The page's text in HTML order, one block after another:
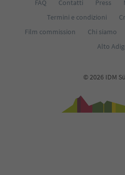
FAQ Contatti Press
Termini e condizioni
Film commission
Chi siamo
Alto
© 2026 IDM